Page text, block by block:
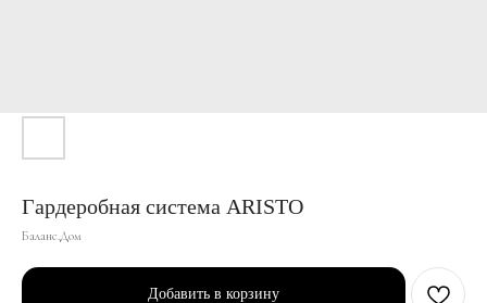
Гардеробная система ARISTO
Баланс.Дом
Добавить в корзину